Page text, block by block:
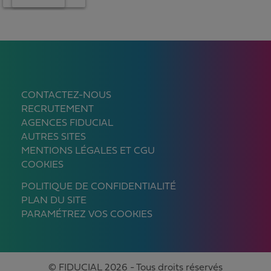
CONTACTEZ-NOUS
RECRUTEMENT
AGENCES FIDUCIAL
AUTRES SITES
MENTIONS LÉGALES ET CGU
COOKIES
POLITIQUE DE CONFIDENTIALITÉ
PLAN DU SITE
PARAMÉTREZ VOS COOKIES
© FIDUCIAL 2026 - Tous droits réservés